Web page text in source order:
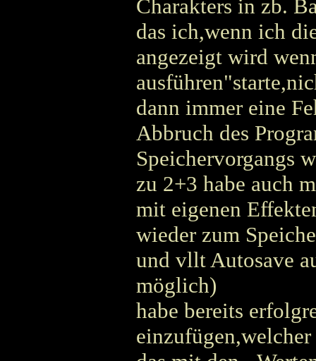
Charakters in zb.
das ich,wenn ich
angezeigt wird
dann immer eine
Abbruch des
Speichervorgangs
zu 2+3 habe auch
mit eigenen
wieder zum
und vllt Autosave
möglich)
habe bereits